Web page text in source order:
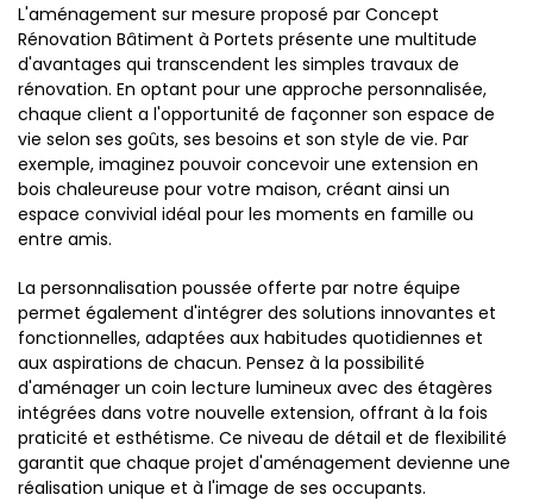
L'aménagement sur mesure proposé par Concept
Rénovation Bâtiment à Portets présente une multitude
d'avantages qui transcendent les simples travaux de
rénovation. En optant pour une approche personnalisée,
chaque client a l'opportunité de façonner son espace de
vie selon ses goûts, ses besoins et son style de vie. Par
exemple, imaginez pouvoir concevoir une extension en
bois chaleureuse pour votre maison, créant ainsi un
espace convivial idéal pour les moments en famille ou
entre amis.
La personnalisation poussée offerte par notre équipe
permet également d'intégrer des solutions innovantes et
fonctionnelles, adaptées aux habitudes quotidiennes et
aux aspirations de chacun. Pensez à la possibilité
d'aménager un coin lecture lumineux avec des étagères
intégrées dans votre nouvelle extension, offrant à la fois
praticité et esthétisme. Ce niveau de détail et de flexibilité
garantit que chaque projet d'aménagement devienne une
réalisation unique et à l'image de ses occupants.